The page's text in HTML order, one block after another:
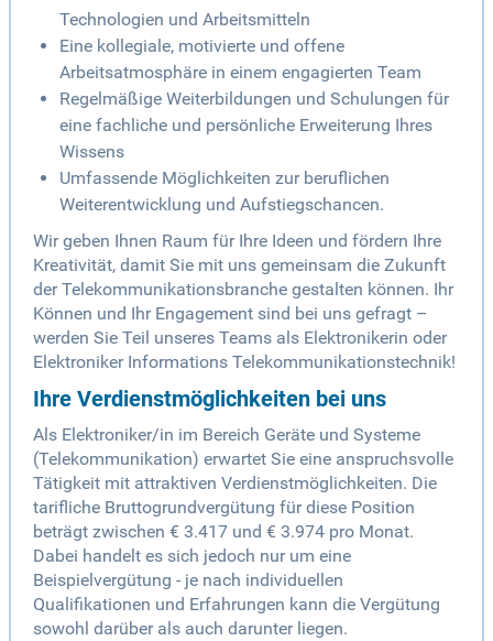
Technologien und Arbeitsmitteln
Eine kollegiale, motivierte und offene
Arbeitsatmosphäre in einem engagierten Team
Regelmäßige Weiterbildungen und Schulungen für
eine fachliche und persönliche Erweiterung Ihres
Wissens
Umfassende Möglichkeiten zur beruflichen
Weiterentwicklung und Aufstiegschancen.
Wir geben Ihnen Raum für Ihre Ideen und fördern Ihre
Kreativität, damit Sie mit uns gemeinsam die Zukunft
der Telekommunikationsbranche gestalten können. Ihr
Können und Ihr Engagement sind bei uns gefragt –
werden Sie Teil unseres Teams als Elektronikerin oder
Elektroniker Informations Telekommunikationstechnik!
Ihre Verdienstmöglichkeiten bei uns
Als Elektroniker/in im Bereich Geräte und Systeme
(Telekommunikation) erwartet Sie eine anspruchsvolle
Tätigkeit mit attraktiven Verdienstmöglichkeiten. Die
tarifliche Bruttogrundvergütung für diese Position
beträgt zwischen € 3.417 und € 3.974 pro Monat.
Dabei handelt es sich jedoch nur um eine
Beispielvergütung - je nach individuellen
Qualifikationen und Erfahrungen kann die Vergütung
sowohl darüber als auch darunter liegen.